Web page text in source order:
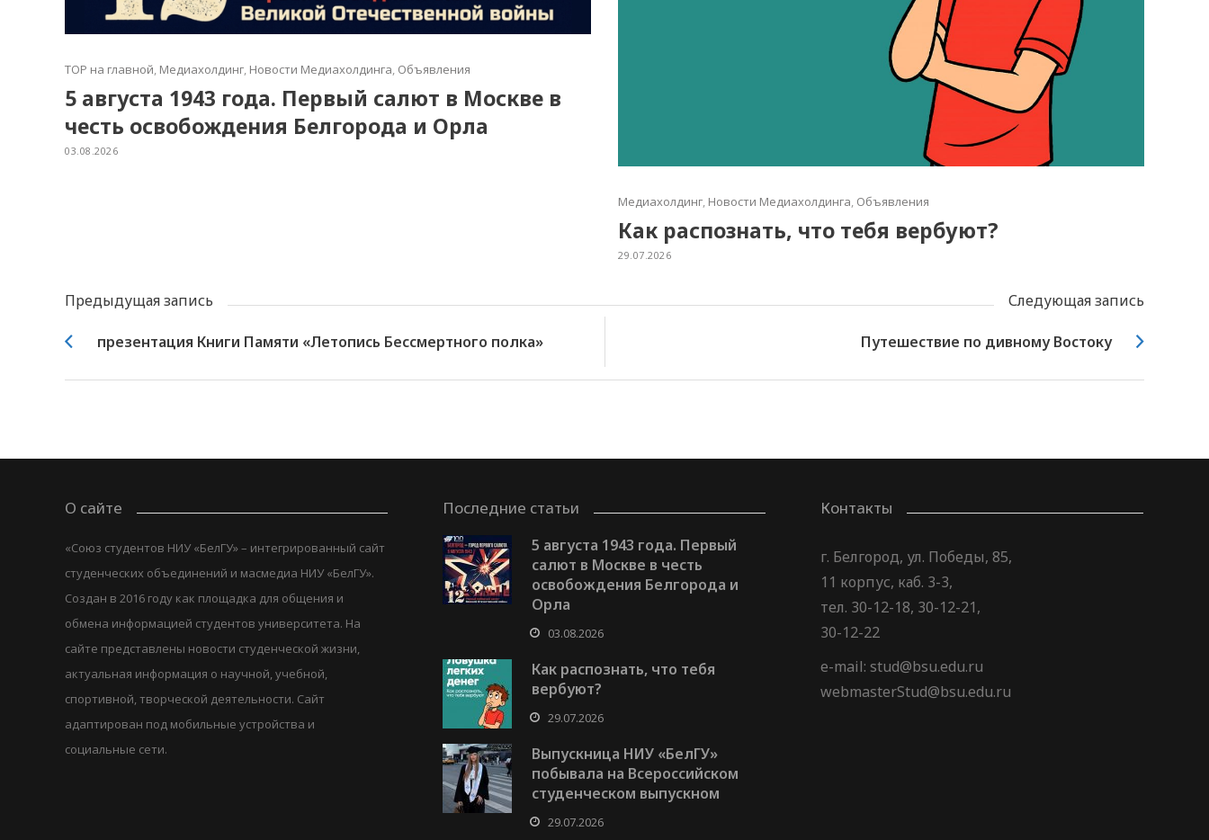
TOP на главной, Медиахолдинг, Новости Медиахолдинга, Объявления
5 августа 1943 года. Первый салют в Москве в
честь освобождения Белгорода и Орла
03.08.2026
Медиахолдинг, Новости Медиахолдинга, Объявления
Как распознать, что тебя вербуют?
29.07.2026
Предыдущая запись Следующая запись
презентация Книги Памяти «Летопись Бессмертного полка» Путешествие по дивному Востоку
О сайте
«Союз студентов НИУ «БелГУ» – интегрированный сайт
студенческих объединений и масмедиа НИУ «БелГУ».
Создан в 2016 году как площадка для общения и
обмена информацией студентов университета. На
сайте представлены новости студенческой жизни,
актуальная информация о научной, учебной,
спортивной, творческой деятельности. Сайт
адаптирован под мобильные устройства и
социальные сети.
Последние статьи
5 августа 1943 года. Первый
салют в Москве в честь
освобождения Белгорода и
Орла
03.08.2026
Как распознать, что тебя
вербуют?
29.07.2026
Выпускница НИУ «БелГУ»
побывала на Всероссийском
студенческом выпускном
29.07.2026
Контакты
г. Белгород, ул. Победы, 85,
11 корпус, каб. 3-3,
тел. 30-12-18, 30-12-21,
30-12-22
e-mail: stud@bsu.edu.ru
webmasterStud@bsu.edu.ru